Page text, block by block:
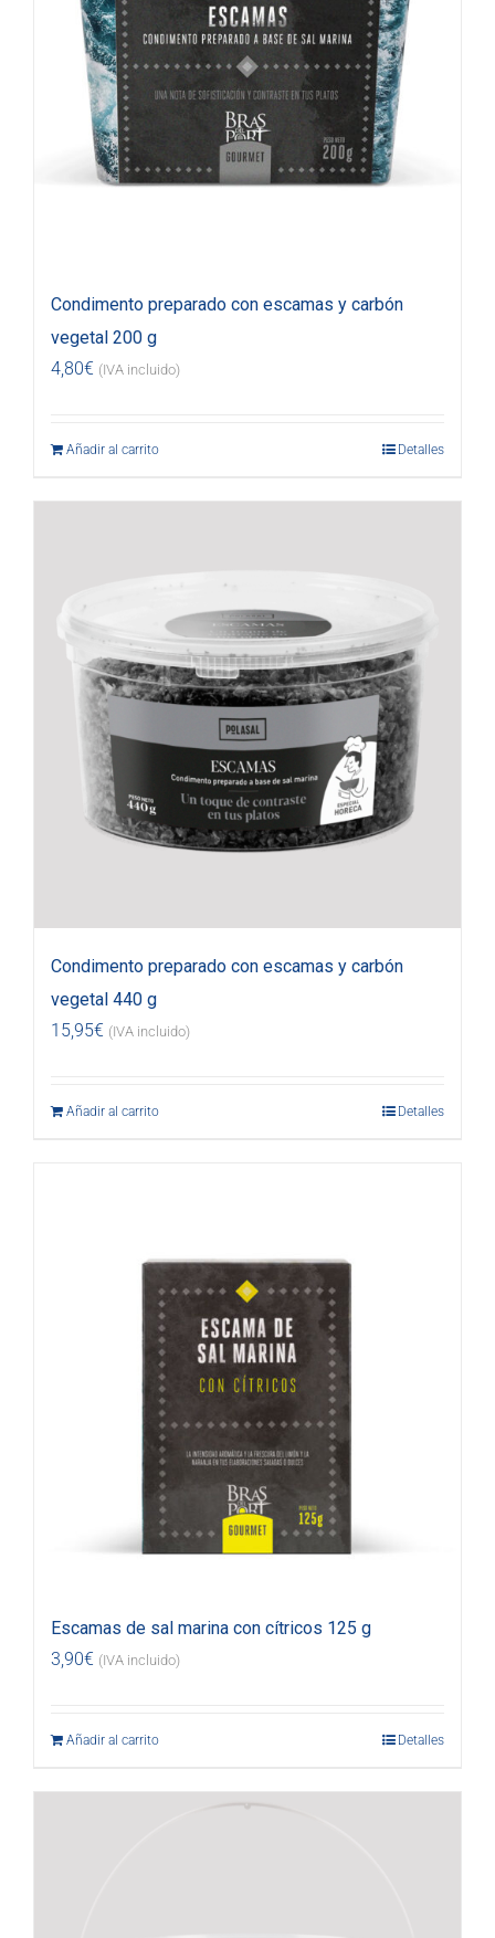
Condimento preparado con escamas y carbón
vegetal 200 g
4,80€ (IVA incluido)
Añadir al carrito Detalles
Condimento preparado con escamas y carbón
vegetal 440 g
15,95€ (IVA incluido)
Añadir al carrito Detalles
Escamas de sal marina con cítricos 125 g
3,90€ (IVA incluido)
Añadir al carrito Detalles